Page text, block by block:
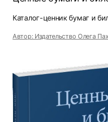
Каталог-ценник бумаг и
Автор: Издательство Олега